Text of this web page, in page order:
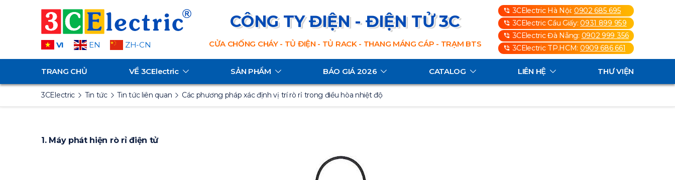
VI EN ZH-CN
CÔNG TY ĐIỆN - ĐIỆN TỬ 3C
CỬA CHỐNG CHÁY - TỦ ĐIỆN - TỦ RACK - THANG MÁNG CÁP - TRẠM BTS
3CElectric Hà Nội: 0902 685 695
3CElectric Cầu Giấy:0931 899 959
3CElectric Đà Nẵng: 0902 999 356
3CElectric TP.HCM: 0909 686 661
TRANG CHỦ VỀ 3CElectric SẢN PHẨM BÁO GIÁ 2026 CATALOG LIÊN HỆ THƯ VIỆN
3CElectric Tin tức Tin tức liên quan Các phương pháp xác định vị trí rò rỉ trong điều hòa nhiệt độ
1. Máy phát hiện ròrỉđiện tử